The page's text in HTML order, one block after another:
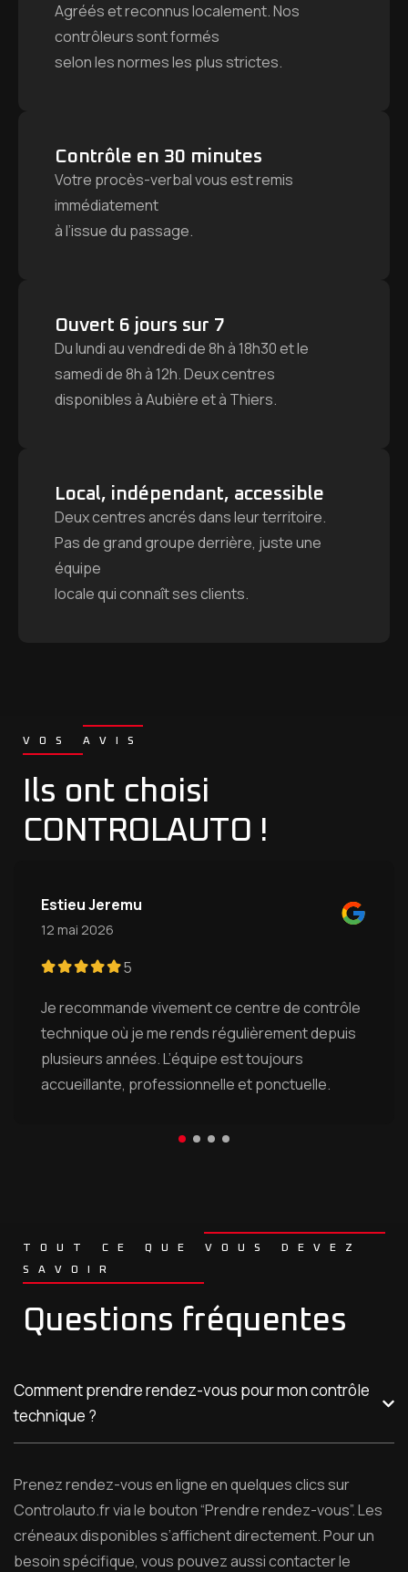
Agréés et reconnus localement. Nos
contrôleurs sont formés
selon les normes les plus strictes.
Contrôle en 30 minutes
Votre procès-verbal vous est remis
immédiatement
à l’issue du passage.
Ouvert 6 jours sur 7
Du lundi au vendredi de 8h à 18h30 et le
samedi de 8h à 12h. Deux centres
disponibles à Aubière et à Thiers.
Local, indépendant, accessible
Deux centres ancrés dans leur territoire.
Pas de grand groupe derrière, juste une
équipe
locale qui connaît ses clients.
VOS AVIS
Ils ont choisi
CONTROLAUTO !
Estieu Jeremu
12 mai 2026
5
Je recommande vivement ce centre de contrôle
technique où je me rends régulièrement depuis
plusieurs années. L’équipe est toujours
accueillante, professionnelle et ponctuelle.
TOUT CE QUE VOUS DEVEZ
SAVOIR
Questions fréquentes
Comment prendre rendez-vous pour mon contrôle
technique ?
Prenez rendez-vous en ligne en quelques clics sur
Controlauto.fr via le bouton “Prendre rendez-vous”. Les
créneaux disponibles s’affichent directement. Pour un
besoin spécifique, vous pouvez aussi contacter le